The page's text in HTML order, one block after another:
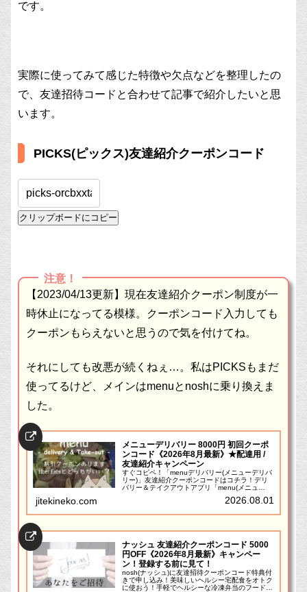
です。
実際に使ってみて感じた特徴や欠点などを整理したの
で、友達招待コードと合わせて記事で紹介したいと思
います。
PICKS(ピックス)友達紹介クーポンコード
クリップボードにコピー
注意！
【2023/04/13更新】現在友達紹介クーポン制度が一
時休止になってる模様。クーポンコード入力しても
クーポンもらえないと思うので気を付けてね。
それにしても改悪が続くねぇ…。私はPICKSもまだ
使ってるけど、メインはmenuとnoshに乗り換えま
した。
メニューデリバリー 8000円 初回クーポ
ンコード《2026年8月最新》★配達用 /
友達紹介キャンペーン
すぐコピペ！「menuデリバリー(メニューデリバ
リー)」友達紹介クーポンコードはコチラ！デリ
バリー＆テイクアウトアプリ「menu(メニュ
て非常に人気になってきてますね～。ウーバーイ
jitekineko.com 2026.08.01
ナッシュ 友達紹介クーポンコード 5000
円OFF《2026年8月最新》キャンペー
ン！登録する前に見て！
nosh(ナッシュ)に友達招待クーポンコード特典付
きで申し込み！美味しいヘルシー宅配食をオトク
に使おう！手軽でヘルシーな冷凍弁当のフードデ